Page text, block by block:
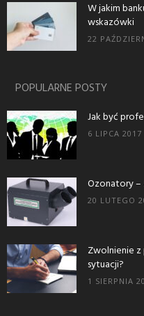
W jakim
wskazówki
22
POPULARNE POSTY
Jak być
6 LIPCA 2017
Ozonatory –
20 LUTEGO
Zwolnienie
sytuacji?
1 SIERPNIA